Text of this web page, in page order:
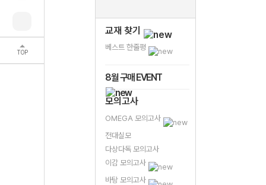
TOP
교재 찾기
베스트 한줄평
8월 구매 EVENT
모의고사
OMEGA 모의고사
전대실모
다상다독 모의고사
이감 모의고사
바탕 모의고사